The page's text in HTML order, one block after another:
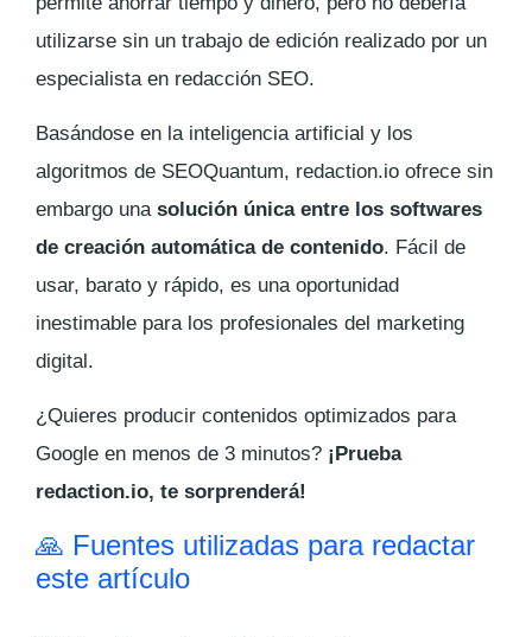
utilizarse sin un trabajo de edición realizado por un
especialista en redacción SEO.
Basándose en la inteligencia artificial y los
algoritmos de SEOQuantum, redaction.io ofrece sin
embargo una solución única entre los softwares
de creación automática de contenido. Fácil de
usar, barato y rápido, es una oportunidad
inestimable para los profesionales del marketing
digital.
¿Quieres producir contenidos optimizados para
Google en menos de 3 minutos? ¡Prueba
redaction.io, te sorprenderá!
🙏 Fuentes utilizadas para redactar
este artículo